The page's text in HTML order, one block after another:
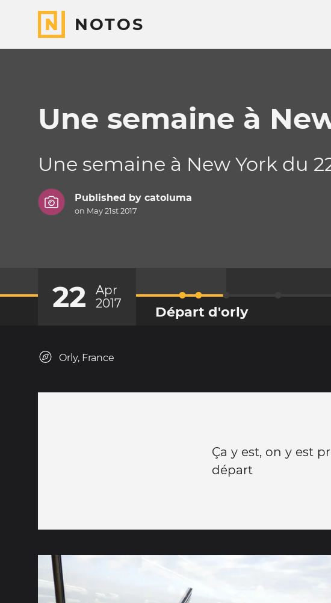
NOTOS
Une semaine à
Une semaine à New York du
Published by catoluma
on May 21st 2017
22
Apr
2017
Départ d'orly
Orly, France
Ça y est, on y est
départ